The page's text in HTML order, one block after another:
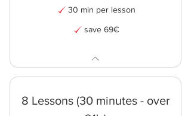
30 min per lesson
save 69€
8 Lessons (30 minutes - over